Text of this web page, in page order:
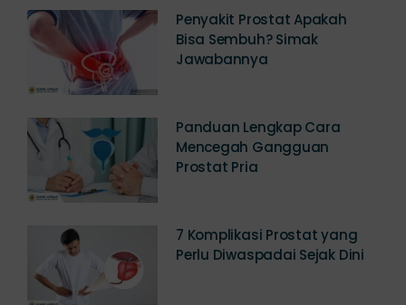
Penyakit Prostat Apakah
Bisa Sembuh? Simak
Jawabannya
Panduan Lengkap Cara
Mencegah Gangguan
Prostat Pria
7 Komplikasi Prostat yang
Perlu Diwaspadai Sejak Dini